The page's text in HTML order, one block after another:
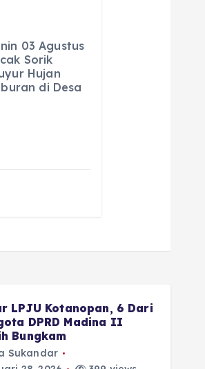
03 Agustus
Sorik
Hujan
di Desa
Wako Fadly Amran Siapkan
Reward Umrah bagi Pelajar
yang Istiqamah ke Masjid
Dina Sukandar